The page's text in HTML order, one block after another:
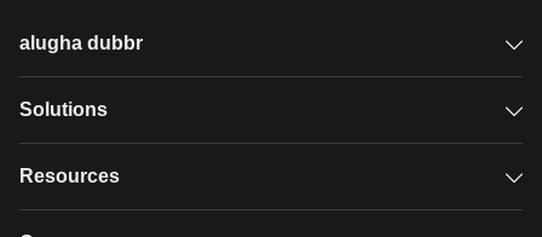
alugha dubbr
Overview
Solutions
GDPR video hosting
Resources